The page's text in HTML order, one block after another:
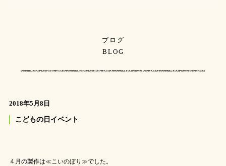
ブログ
BLOG
2018年5月8日
こどもの日イベント
４月の製作は≪こいのぼり≫でした。